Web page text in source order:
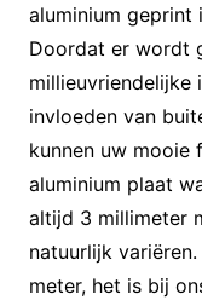
aluminium geprint
Doordat er wordt
invloeden van
kunnen uw mooie
aluminium plaat
altijd 3 millimeter
natuurlijk
meter, het is bij